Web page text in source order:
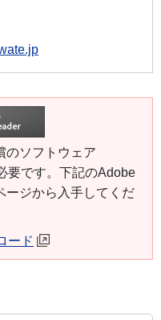
のソフトウェア
要です。下記のAdobe
ージから入手してくだ
ード